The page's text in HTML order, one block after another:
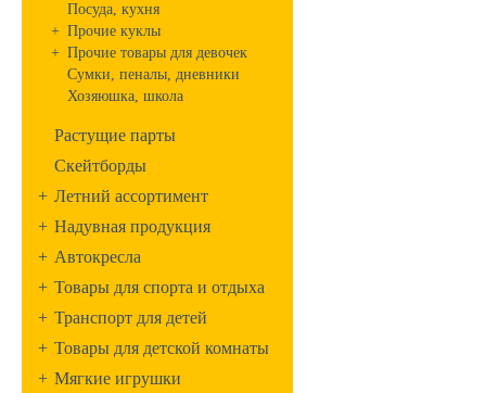
Посуда, кухня
+ Прочие куклы
+ Прочие товары для девочек
Сумки, пеналы, дневники
Хозяюшка, школа
Растущие парты
Скейтборды
+ Летний ассортимент
+ Надувная продукция
+ Автокресла
+ Товары для спорта и отдыха
+ Транспорт для детей
+ Товары для детской комнаты
+ Мягкие игрушки